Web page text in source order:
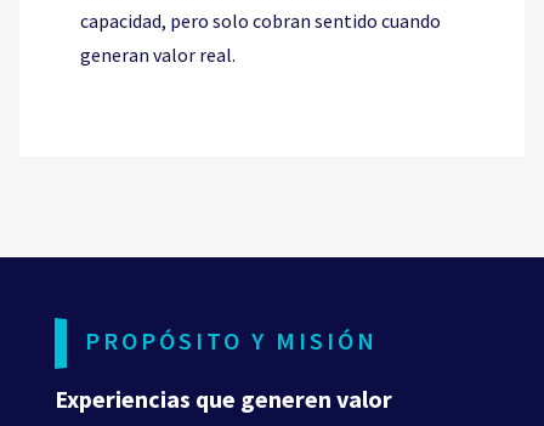
capacidad, pero solo cobran sentido cuando
generan valor real.
PROPÓSITO Y MISIÓN
Experiencias que generen valor